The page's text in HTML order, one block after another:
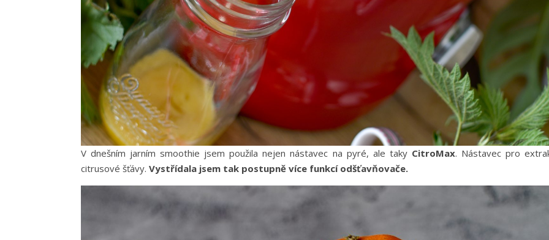
V dnešním jarním smoothie jsem použila nejen nástavec na pyré, ale taky CitroMax. Nástavec pro
citrusové šťávy. Vystřídala jsem tak postupně více funkcí odšťavňovače.